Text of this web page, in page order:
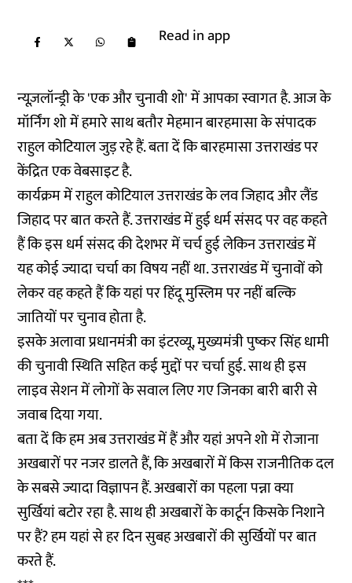
Read in app
न्यूज़लॉन्ड्री के 'एक और चुनावी शो' में आपका स्वागत है. आज के
मॉर्निंग शो में हमारे साथ बतौर मेहमान बारहमासा के संपादक
राहुल कोटियाल जुड़ रहे हैं. बता दें कि बारहमासा उत्तराखंड पर
केंद्रित एक वेबसाइट है.
कार्यक्रम में राहुल कोटियाल उत्तराखंड के लव जिहाद और लैंड
जिहाद पर बात करते हैं. उत्तराखंड में हुई धर्म संसद पर वह कहते
हैं कि इस धर्म संसद की देशभर में चर्च हुई लेकिन उत्तराखंड में
यह कोई ज्यादा चर्चा का विषय नहीं था. उत्तराखंड में चुनावों को
लेकर वह कहते हैं कि यहां पर हिंदू मुस्लिम पर नहीं बल्कि
जातियों पर चुनाव होता है.
इसके अलावा प्रधानमंत्री का इंटरव्यू, मुख्यमंत्री पुष्कर सिंह धामी
की चुनावी स्थिति सहित कई मुद्दों पर चर्चा हुई. साथ ही इस
लाइव सेशन में लोगों के सवाल लिए गए जिनका बारी बारी से
जवाब दिया गया.
बता दें कि हम अब उत्तराखंड में हैं और यहां अपने शो में रोजाना
अखबारों पर नजर डालते हैं, कि अखबारों में किस राजनीतिक दल
के सबसे ज्यादा विज्ञापन हैं. अखबारों का पहला पन्ना क्या
सुर्खियां बटोर रहा है. साथ ही अखबारों के कार्टून किसके निशाने
पर हैं? हम यहां से हर दिन सुबह अखबारों की सुर्खियों पर बात
करते हैं.